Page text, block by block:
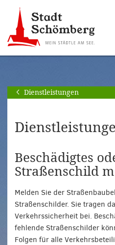
Hauptnavigation
springen
[Alt]+
Seiteninhalt
springen
[Alt]+
Dienstleistungen
Beschädigtes
Straßenschild
Melden Sie der
Straßenschilder. Sie tragen
Verkehrssicherheit bei.
fehlende Straßenschilder
Folgen für alle